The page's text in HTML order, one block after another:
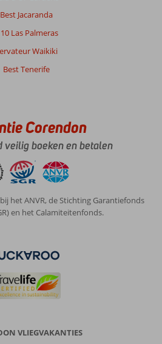
Best Jacaranda
Las Palmeras
Waikiki
Best Tenerife
Corendon
veilig boeken en betalen
het ANVR, de Stichting Garantiefonds
en het Calamiteitenfonds.
VLIEGVAKANTIES